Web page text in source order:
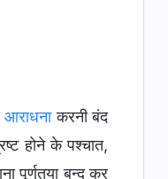
आराधनाकरनी बंद
होने के पश्चात,
पूर्णतया बन्द कर